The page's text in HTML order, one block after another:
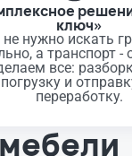
ключ»
нужно искать
а транспорт -
все:
погрузку и
переработку.